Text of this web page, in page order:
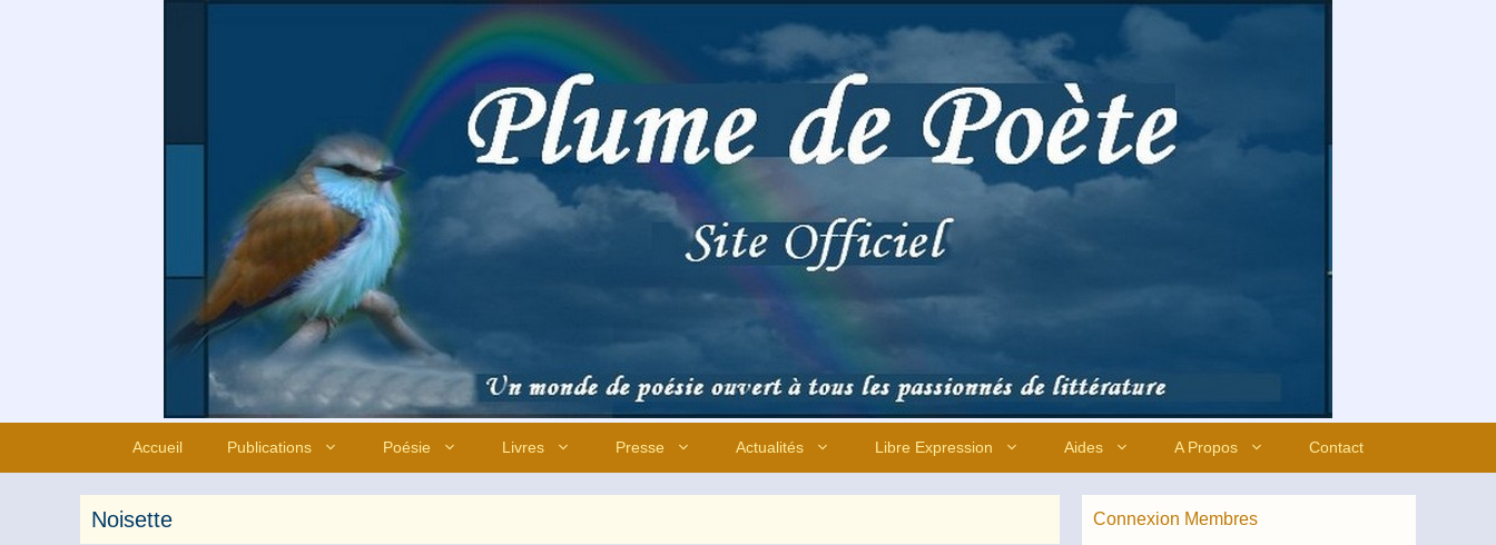
Accueil Publications Poésie Livres Presse Actualités Libre Expression Aides A Propos Contact
Noisette Connexion Membres